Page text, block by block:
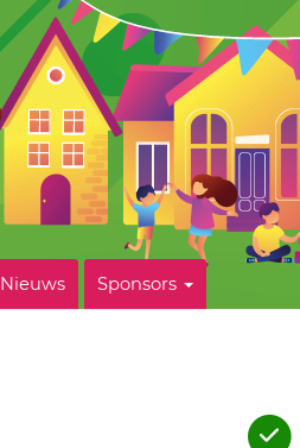
Nieuws Sponsors